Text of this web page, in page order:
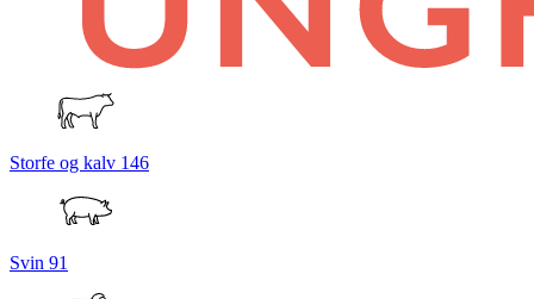
Storfe og kalv 146
Svin 91